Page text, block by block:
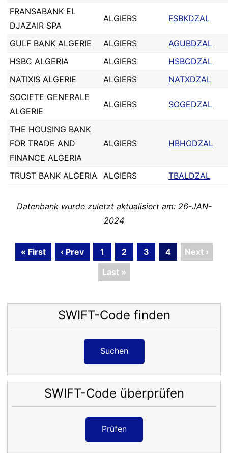
FRANSABANK EL
DJAZAIR SPA
ALGIERS FSBKDZAL
GULF BANK ALGERIE ALGIERS
AGUBDZAL
HSBC ALGERIA
ALGIERS
HSBCDZAL
NATIXIS ALGERIE
ALGIERS
NATXDZAL
SOCIETE GENERALE
ALGERIE
ALGIERS SOGEDZAL
THE HOUSING BANK
FOR TRADE AND
FINANCE ALGERIA
ALGIERS HBHODZAL
TRUST BANK ALGERIA ALGIERS TBALDZAL
Datenbank wurde zuletzt aktualisiert am: 26-JAN-
2024
« First ‹ Prev 1 2 3 4
Next ›
Last »
SWIFT-Code finden
Suchen
SWIFT-Code überprüfen
Prüfen